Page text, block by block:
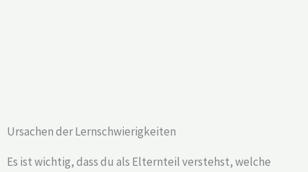
Ursachen der Lernschwierigkeiten
Es ist wichtig, dass du als Elternteil verstehst, welche